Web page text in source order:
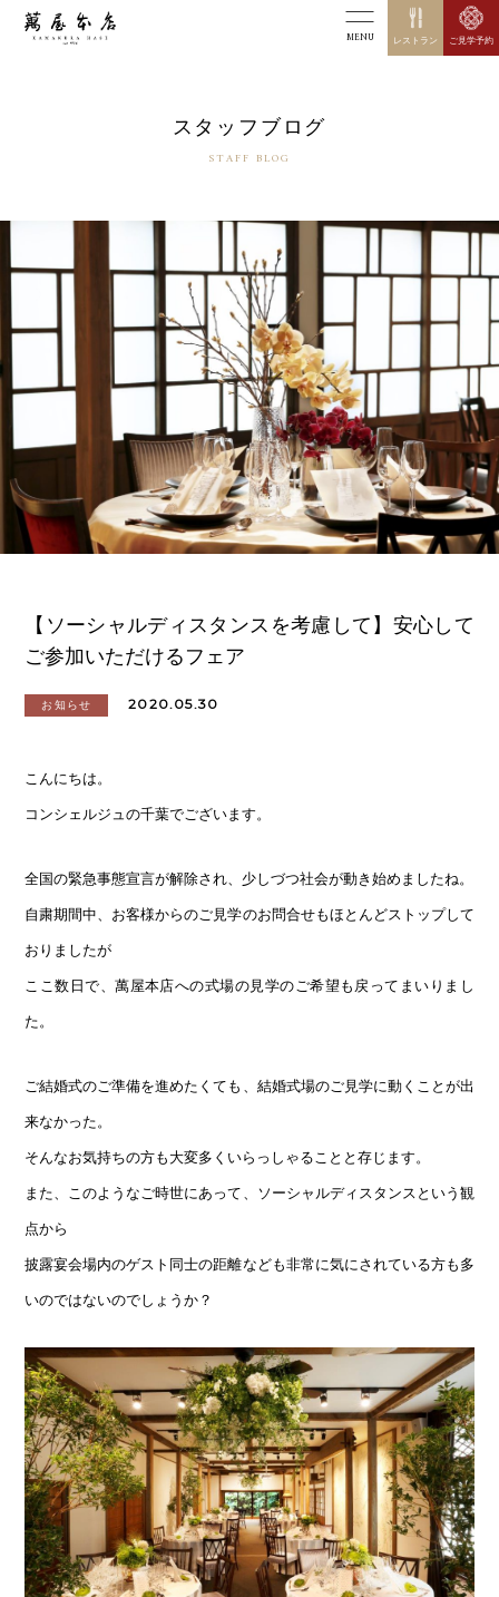
MENU ご見学予約
レストラン
スタッフブログ
STAFF BLOG
【ソーシャルディスタンスを考慮して】安心して
ご参加いただけるフェア
お知らせ 2020.05.30
こんにちは。
コンシェルジュの千葉でございます。
全国の緊急事態宣言が解除され、少しづつ社会が動き始めましたね。
自粛期間中、お客様からのご見学のお問合せもほとんどストップして
おりましたが
ここ数日で、萬屋本店への式場の見学のご希望も戻ってまいりまし
た。
ご結婚式のご準備を進めたくても、結婚式場のご見学に動くことが出
来なかった。
そんなお気持ちの方も大変多くいらっしゃることと存じます。
また、このようなご時世にあって、ソーシャルディスタンスという観
点から
披露宴会場内のゲスト同士の距離なども非常に気にされている方も多
いのではないのでしょうか？